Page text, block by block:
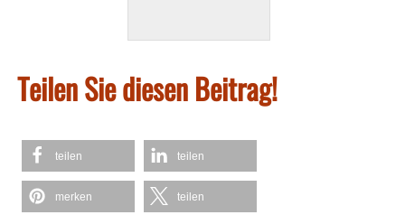
Teilen Sie diesen Beitrag!
teilen teilen
merken teilen